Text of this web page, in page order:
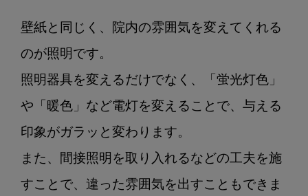
壁紙と同じく、院内の雰囲気を変えてくれる
のが照明です。
照明器具を変えるだけでなく、「蛍光灯色」
や「暖色」など電灯を変えることで、与える
印象がガラッと変わります。
また、間接照明を取り入れるなどの工夫を施
すことで、違った雰囲気を出すこともできま